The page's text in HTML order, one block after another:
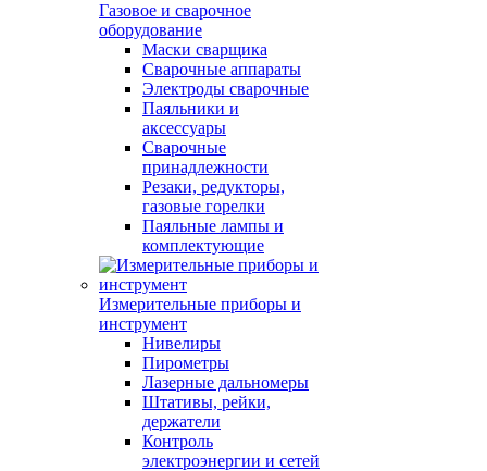
Газовое и сварочное
оборудование
Маски сварщика
Сварочные аппараты
Электроды сварочные
Паяльники и
аксессуары
Сварочные
принадлежности
Резаки, редукторы,
газовые горелки
Паяльные лампы и
комплектующие
Измерительные приборы и
инструмент
Нивелиры
Пирометры
Лазерные дальномеры
Штативы, рейки,
держатели
Контроль
электроэнергии и сетей